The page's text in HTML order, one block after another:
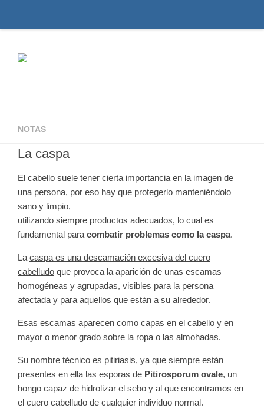
Foro de Alopecia
Registro de doctores y clínicas
Tratamientos para la Caída del Cabello
Fotos de antes y después de los tratamientos
Sobre Recuperarelpelo.com
NOTAS
La caspa
El cabello suele tener cierta importancia en la imagen de
una persona, por eso hay que protegerlo manteniéndolo
sano y limpio,
utilizando siempre productos adecuados, lo cual es
fundamental para combatir problemas como la caspa.
La caspa es una descamación excesiva del cuero
cabelludo que provoca la aparición de unas escamas
homogéneas y agrupadas, visibles para la persona
afectada y para aquellos que están a su alrededor.
Esas escamas aparecen como capas en el cabello y en
mayor o menor grado sobre la ropa o las almohadas.
Su nombre técnico es pitiriasis, ya que siempre están
presentes en ella las esporas de Pitirosporum ovale, un
hongo capaz de hidrolizar el sebo y al que encontramos en
el cuero cabelludo de cualquier individuo normal.